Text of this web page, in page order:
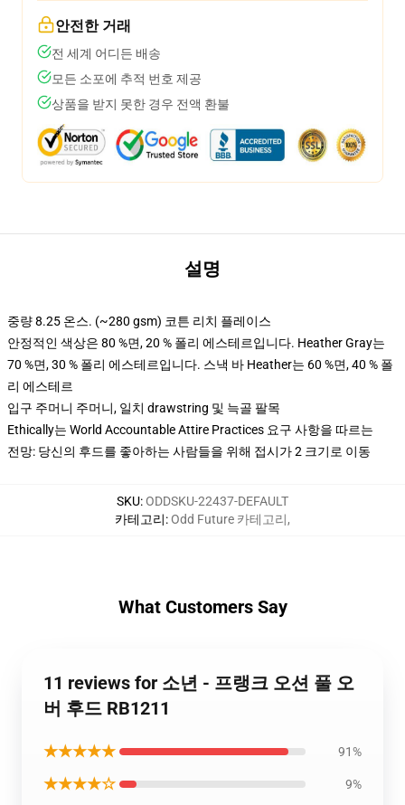
안전한 거래
전 세계 어디든 배송
모든 소포에 추적 번호 제공
상품을 받지 못한 경우 전액 환불
설명
중량 8.25 온스. (~280 gsm) 코튼 리치 플레이스
안정적인 색상은 80 %면, 20 % 폴리 에스테르입니다. Heather Gray는
70 %면, 30 % 폴리 에스테르입니다. 스낵 바 Heather는 60 %면, 40 % 폴
리 에스테르
입구 주머니 주머니, 일치 drawstring 및 늑골 팔목
Ethically는 World Accountable Attire Practices 요구 사항을 따르는
전망: 당신의 후드를 좋아하는 사람들을 위해 접시가 2 크기로 이동
SKU:ODDSKU-22437-DEFAULT
카테고리:Odd Future 카테고리,
What Customers Say
11 reviews for 소년 - 프랭크 오션 풀 오
버 후드 RB1211
★★★★★ 91%
★★★★☆ 9%